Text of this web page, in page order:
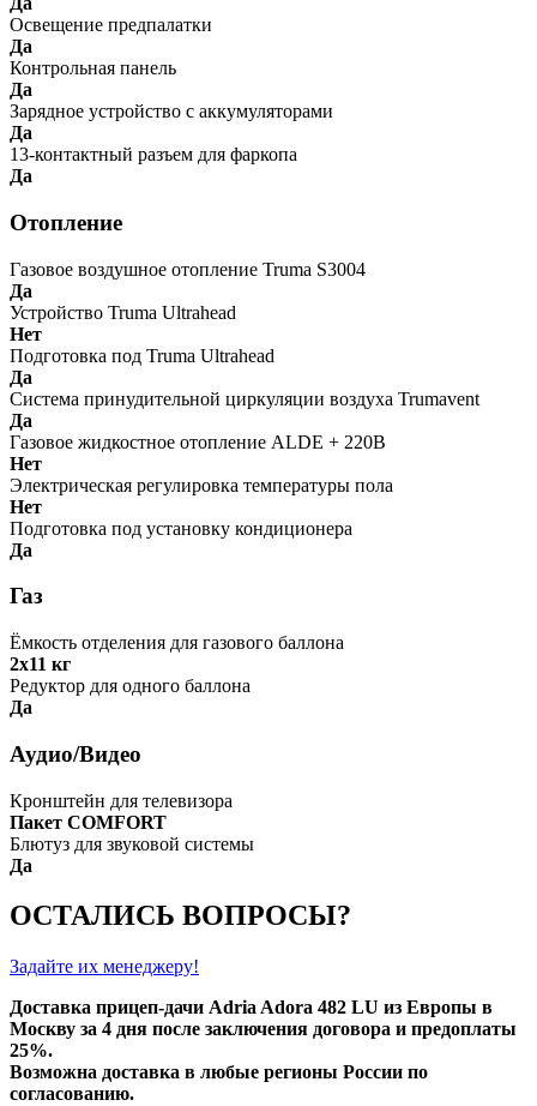
Освещение предпалатки
Да
Контрольная панель
Да
Зарядное устройство с аккумуляторами
Да
13-контактный разъем для фаркопа
Да
Отопление
Газовое воздушное отопление Truma S3004
Да
Устройство Truma Ultrahead
Нет
Подготовка под Truma Ultrahead
Да
Система принудительной циркуляции воздуха Trumavent
Да
Газовое жидкостное отопление ALDE + 220В
Нет
Электрическая регулировка температуры пола
Нет
Подготовка под установку кондиционера
Да
Газ
Ёмкость отделения для газового баллона
2х11 кг
Редуктор для одного баллона
Да
Аудио/Видео
Кронштейн для телевизора
Пакет COMFORT
Блютуз для звуковой системы
Да
ОСТАЛИСЬ ВОПРОСЫ?
Задайте их менеджеру!
Доставка прицеп-дачи Adria Adora 482 LU из Европы в
Москву за 4 дня после заключения договора и предоплаты
25%.
Возможна доставка в любые регионы России по
согласованию.